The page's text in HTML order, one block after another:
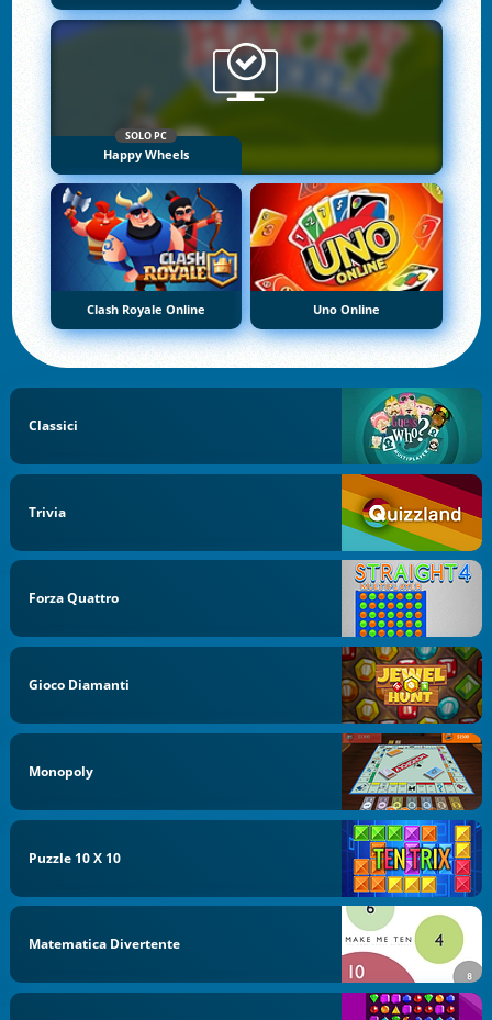
SOLO PC
Happy Wheels
Clash Royale Online Uno Online
Classici
Trivia
Forza Quattro
Gioco Diamanti
Monopoly
Puzzle 10 X 10
Matematica Divertente